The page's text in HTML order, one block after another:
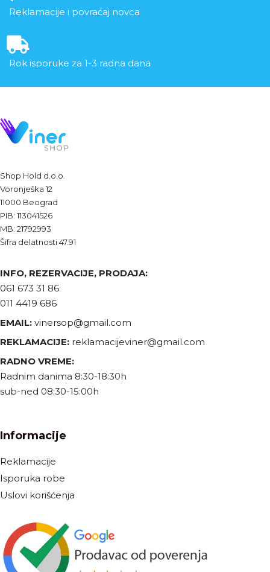
Reklamacije i povraćaj novca
Rok isporuke za 1-3 radna dana
Shop Hold d.o.o.
Voronješka 12
11000 Beograd
PIB: 113041526
MB: 21792993
Šifra delatnosti 47.91
INFO, REZERVACIJE, PRODAJA:
061 673 31 86
011 4419 686
EMAIL: vinersop@gmail.com
REKLAMACIJE: reklamacijeviner@gmail.com
RADNO VREME:
Radnim danima 8:30-18:30h
sub-ned 08:30-15:00h
Informacije
Reklamacije
Isporuka robe
Uslovi korišćenja